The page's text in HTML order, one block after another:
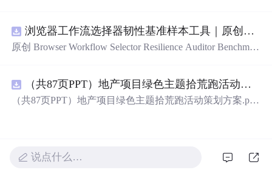
浏览器工作流选择器韧性基准样本工具｜原创源码+测试+离线报告
原创 Browser Workflow Selector Resilience Auditor Benchmar
建立固定样本、权重和验收区间，比较不同批次的准确
率、覆盖率与效率；本地网页、JSON/HTML/SVG报告、
18+可直接运行，零第三方运行依赖。
（共87页PPT）地产项目绿色主题拾荒跑活动策划方案.pptx
（共87页PPT）地产项目绿色主题拾荒跑活动策划方案.ppt
说点什么…